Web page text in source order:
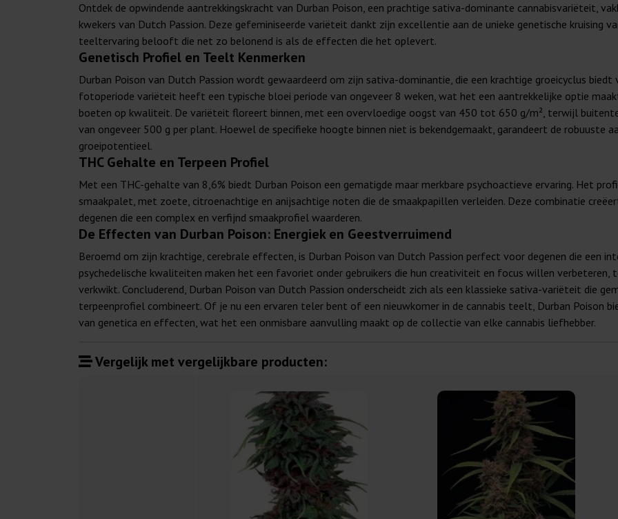
Ontdek de opwindende aantrekkingskracht van Durban Poison, een prachtige sativa-dominante cannabisvariëteit,
kwekers van Dutch Passion. Deze gefeminiseerde variëteit dankt zijn excellentie aan de unieke genetische kruising
teeltervaring belooft die net zo belonend is als de effecten die het oplevert.
Genetisch Profiel en Teelt Kenmerken
Durban Poison van Dutch Passion wordt gewaardeerd om zijn sativa-dominantie, die een krachtige groeicyclus
fotoperiode variëteit heeft een typische bloei periode van ongeveer 8 weken, wat het een aantrekkelijke optie
boeten op kwaliteit. De variëteit floreert binnen, met een overvloedige oogst van 450 tot 650 g/m², terwijl
van ongeveer 500 g per plant. Hoewel de specifieke hoogte binnen niet is bekendgemaakt, garandeert de robuuste
groeipotentieel.
THC Gehalte en Terpeen Profiel
Met een THC-gehalte van 8,6% biedt Durban Poison een gematigde maar merkbare psychoactieve ervaring. Het
smaakpalet, met zoete, citroenachtige en anijsachtige noten die de smaakpapillen verleiden. Deze combinatie
degenen die een complex en verfijnd smaakprofiel waarderen.
De Effecten van Durban Poison: Energiek en Geestverruimend
Beroemd om zijn krachtige, cerebrale effecten, is Durban Poison van Dutch Passion perfect voor degenen die een
psychedelische kwaliteiten maken het een favoriet onder gebruikers die hun creativiteit en focus willen verbeteren,
verkwikt. Concluderend, Durban Poison van Dutch Passion onderscheidt zich als een klassieke sativa-variëteit die
terpeenprofiel combineert. Of je nu een ervaren teler bent of een nieuwkomer in de cannabis teelt, Durban Poison
van genetica en effecten, wat het een onmisbare aanvulling maakt op de collectie van elke cannabis liefhebber.
Vergelijk met vergelijkbare producten: